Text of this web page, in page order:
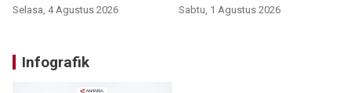
Selasa, 4 Agustus 2026 Sabtu, 1 Agustus 2026
Infografik